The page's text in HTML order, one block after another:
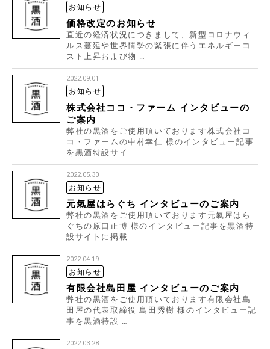
お知らせ
価格改定のお知らせ
直近の経済状況につきまして、新型コロナウィ
ルス蔓延や世界情勢の緊張に伴うエネルギーコ
スト上昇および物 …
2022.09.01
お知らせ
株式会社ココ・ファーム インタビューの
ご案内
弊社の黒酒をご使用頂いております株式会社コ
コ・ファームの中村幸仁 様のインタビュー記事
を黒酒特設サイ …
2022.05.30
お知らせ
元氣屋はらぐち インタビューのご案内
弊社の黒酒をご使用頂いております元氣屋はら
ぐちの原口正博 様のインタビュー記事を黒酒特
設サイトに掲載 …
2022.04.19
お知らせ
有限会社島田屋 インタビューのご案内
弊社の黒酒をご使用頂いております有限会社島
田屋の代表取締役 島田秀樹 様のインタビュー記
事を黒酒特設 …
2022.03.28